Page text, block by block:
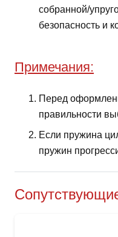
собранной/
безопасность и
Примечания:
Перед
правильности
Если пружина
пружин